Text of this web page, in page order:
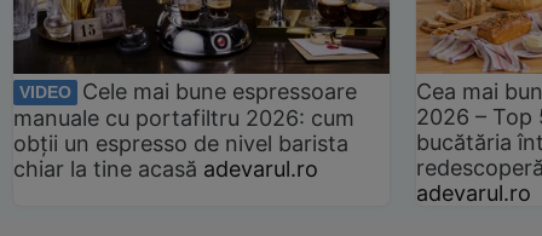
VIDEO
Cele mai bune espressoare
manuale cu portafiltru 2026: cum
obții un espresso de nivel barista
chiar la tine acasă adevarul.ro
Cea mai
2026 –
bucătăria
adevarul.ro